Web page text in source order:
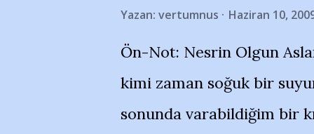
bildiriyordu.. Bu grup
''Açık ve net olarak
yanısıra, bu takımlara ait
Bursa Büyükşehir
Yazan: vertumnus Haziran 10,
Ön-Not: Nesrin Olgun
kimi zaman soğuk bir
sonunda varabildiğim bir